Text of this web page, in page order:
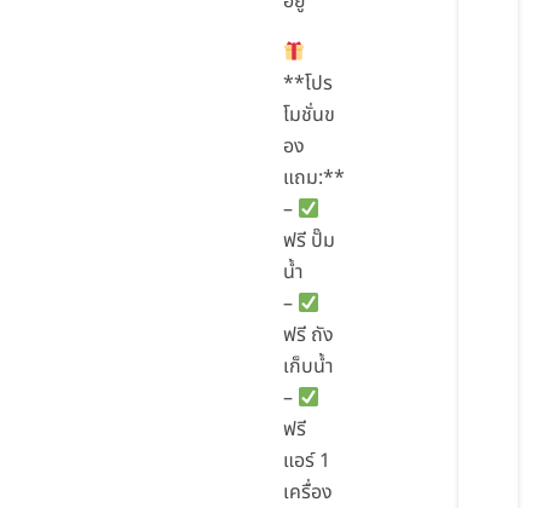
**โปร
โมชั่นข
อง
แถม:**
–
ฟรี ปั๊ม
น้ำ
–
ฟรี ถัง
เก็บน้ำ
–
ฟรี
แอร์ 1
เครื่อง